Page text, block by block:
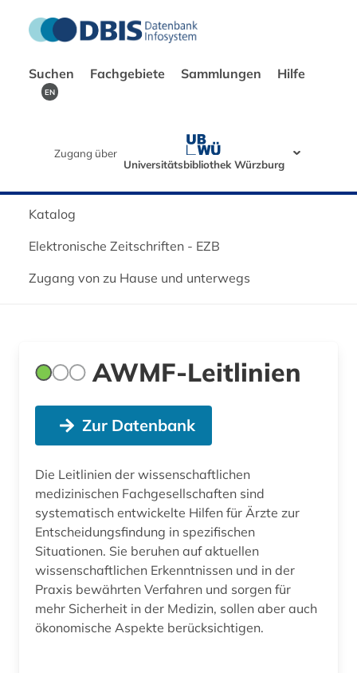
Suchen Fachgebiete Sammlungen Hilfe
EN
Zugang über
Universitätsbibliothek Würzburg
Katalog
Elektronische Zeitschriften - EZB
Zugang von zu Hause und unterwegs
AWMF-Leitlinien
Zur Datenbank
Die Leitlinien der wissenschaftlichen
medizinischen Fachgesellschaften sind
systematisch entwickelte Hilfen für Ärzte zur
Entscheidungsfindung in spezifischen
Situationen. Sie beruhen auf aktuellen
wissenschaftlichen Erkenntnissen und in der
Praxis bewährten Verfahren und sorgen für
mehr Sicherheit in der Medizin, sollen aber auch
ökonomische Aspekte berücksichtigen.